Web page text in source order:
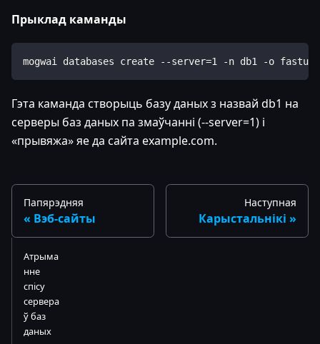
Прыклад каманды
mogwai databases create --server=1 -n db1 -o
Гэта каманда створыць базу даных з назвай db1 на
серверы баз даных па змаўчанні (--server=1) і
«прывяжа» яе да сайта example.com.
Папярэдняя
Вэб-сайты
Наступная
Карыстальнікі
Атрыма
нне
спісу
сервера
ў баз
даных